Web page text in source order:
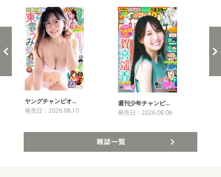
ヤングチャンピオ…
発売日：2026.08.10
週刊少年チャンピ…
発売日：2026.08.06